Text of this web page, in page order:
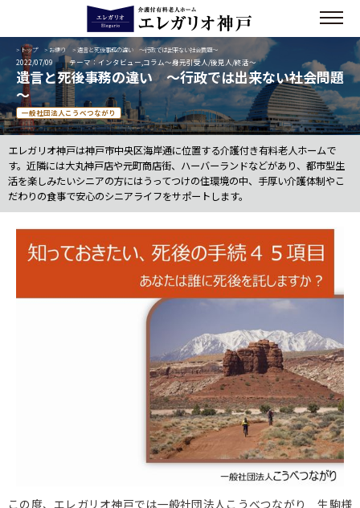
>トップ >お便り > 遺言と死後事務の違い ～行政では出来ない社会問題～
2022/07/09 テーマ：インタビュー,コラム～身元引受人/後見人/終活～
遺言と死後事務の違い ～行政では出来ない社会問題
～
一般社団法人こうべつながり
エレガリオ神戸は神戸市中央区海岸通に位置する介護付き有料老人ホームで
す。近隣には大丸神戸店や元町商店街、ハーバーランドなどがあり、都市型生
活を楽しみたいシニアの方にはうってつけの住環境の中、手厚い介護体制やこ
だわりの食事で安心のシニアライフをサポートします。
この度、エレガリオ神戸では一般社団法人こうべつながり 生駒様